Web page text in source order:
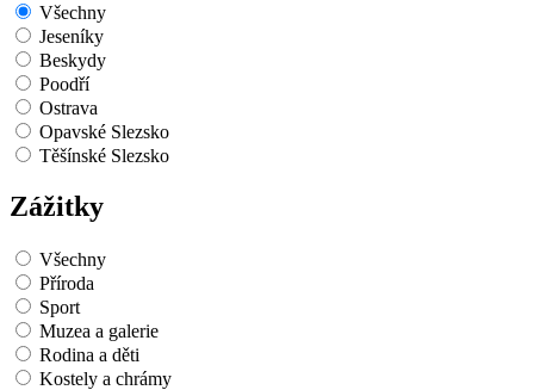
Všechny
Jeseníky
Beskydy
Poodří
Ostrava
Opavské Slezsko
Těšínské Slezsko
Zážitky
Všechny
Příroda
Sport
Muzea a galerie
Rodina a děti
Kostely a chrámy